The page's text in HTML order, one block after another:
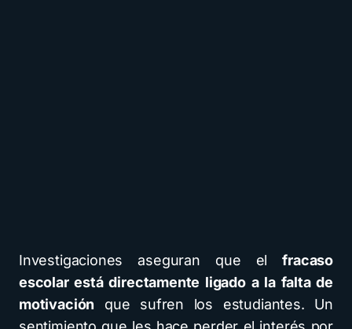
Investigaciones aseguran que elfracaso
escolar está directamente ligado a la falta de
motivación que sufren los estudiantes. Un